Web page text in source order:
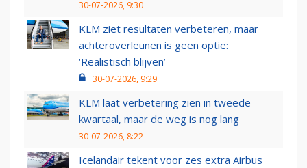
30-07-2026, 9:30
KLM ziet resultaten verbeteren, maar
achteroverleunen is geen optie:
‘Realistisch blijven’
30-07-2026, 9:29
KLM laat verbetering zien in tweede
kwartaal, maar de weg is nog lang
30-07-2026, 8:22
Icelandair tekent voor zes extra Airbus